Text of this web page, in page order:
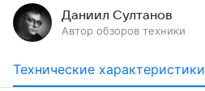
Даниил Султанов
Автор обзоров техники
Технические характеристики